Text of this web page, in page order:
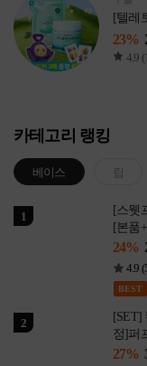
[텔레
개+왕
23%
4.9
카테고리 랭킹
베이스 립
1
[스웻
[본품
24%
4.9
BEST
2
[SET]
정]퍼
27%